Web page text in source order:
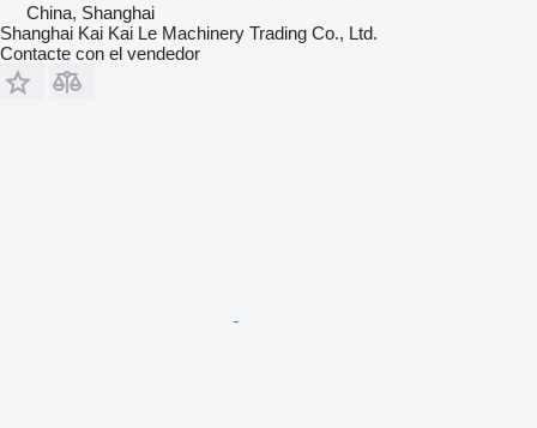
China, Shanghai
Shanghai Kai Kai Le Machinery Trading Co., Ltd.
Contacte con el vendedor